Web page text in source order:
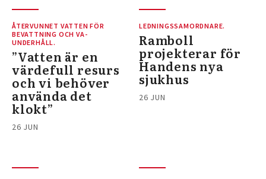
ÅTERVUNNET VATTEN FÖR
BEVATTNING OCH VA-
UNDERHÅLL.
”Vatten är en
värdefull resurs
och vi behöver
använda det
klokt”
26 JUN
LEDNINGSSAMORDNARE.
Ramboll
projekterar för
Handens nya
sjukhus
26 JUN